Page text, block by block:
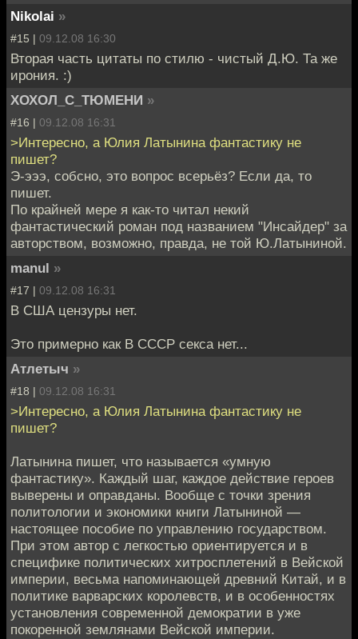
Nikolai »
#15 | 09.12.08 16:30
Вторая часть цитаты по стилю - чистый Д.Ю. Та же
ирония. :)
ХОХОЛ_С_ТЮМЕНИ »
#16 | 09.12.08 16:31
>Интересно, а Юлия Латынина фантастику не
пишет?
Э-эээ, собсно, это вопрос всерьёз? Если да, то
пишет.
По крайней мере я как-то читал некий
фантастический роман под названием "Инсайдер" за
авторством, возможно, правда, не той Ю.Латыниной.
manul »
#17 | 09.12.08 16:31
В США цензуры нет.
Это примерно как В СССР секса нет...
Атлетыч »
#18 | 09.12.08 16:31
>Интересно, а Юлия Латынина фантастику не
пишет?
Латынина пишет, что называется «умную
фантастику». Каждый шаг, каждое действие героев
выверены и оправданы. Вообще с точки зрения
политологии и экономики книги Латыниной —
настоящее пособие по управлению государством.
При этом автор с легкостью ориентируется и в
специфике политических хитросплетений в Вейской
империи, весьма напоминающей древний Китай, и в
политике варварских королевств, и в особенностях
установления современной демократии в уже
покоренной землянами Вейской империи.